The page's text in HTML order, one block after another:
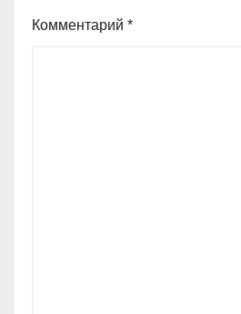
Комментарий *